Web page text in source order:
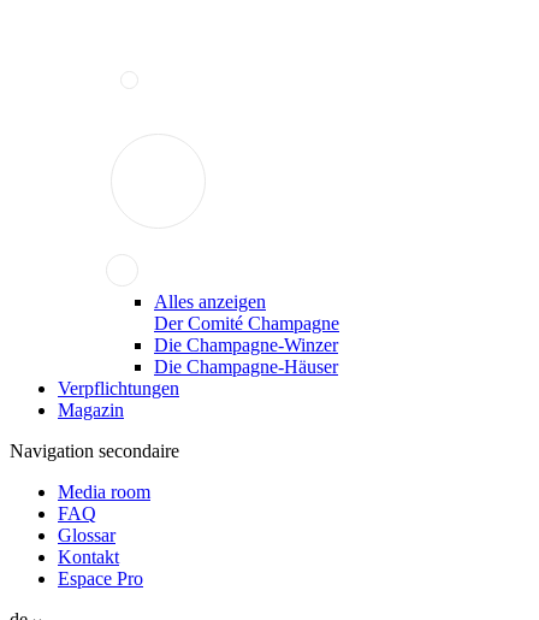
Alles anzeigen
Der Comité Champagne
Die Champagne-Winzer
Die Champagne-Häuser
Verpflichtungen
Magazin
Navigation secondaire
Media room
FAQ
Glossar
Kontakt
Espace Pro